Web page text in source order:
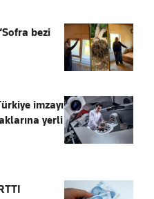
bezi
imzayı
yerli